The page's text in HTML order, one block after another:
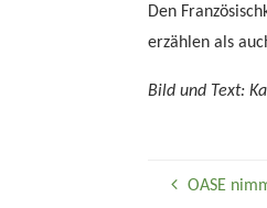
Den
erzählen als
Bild und Text:
OASE